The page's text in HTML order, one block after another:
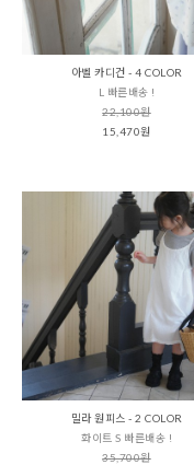
아벨 카디건 - 4 COLOR
L 빠른배송 !
22,100원
15,470원
밀라 원피스 - 2 COLOR
화이트 S 빠른배송 !
35,700원